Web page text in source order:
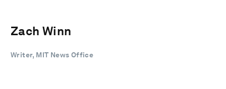
Zach Winn
Writer, MIT News Office